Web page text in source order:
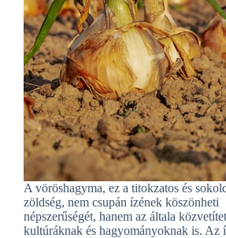
A vöröshagyma, ez a titokzatos és
zöldség, nem csupán ízének köszönheti
népszerűségét, hanem az általa
kultúráknak és hagyományoknak is. Az